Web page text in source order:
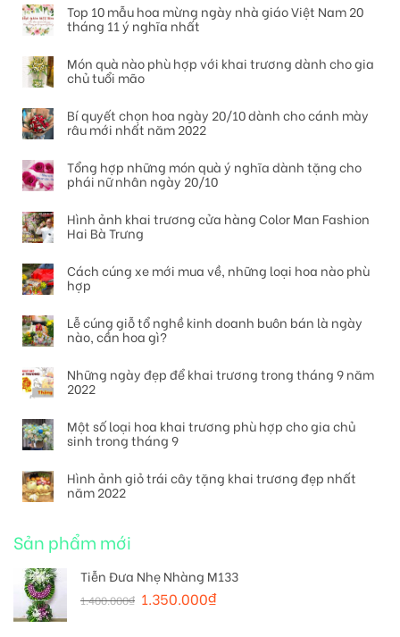
Top 10 mẫu hoa mừng ngày nhà giáo Việt Nam 20
tháng 11 ý nghĩa nhất
Món quà nào phù hợp với khai trương dành cho gia
chủ tuổi mão
Bí quyết chọn hoa ngày 20/10 dành cho cánh mày
râu mới nhất năm 2022
Tổng hợp những món quà ý nghĩa dành tặng cho
phái nữ nhân ngày 20/10
Hình ảnh khai trương cửa hàng Color Man Fashion
Hai Bà Trưng
Cách cúng xe mới mua về, những loại hoa nào phù
hợp
Lễ cúng giỗ tổ nghề kinh doanh buôn bán là ngày
nào, cần hoa gì?
Những ngày đẹp để khai trương trong tháng 9 năm
2022
Một số loại hoa khai trương phù hợp cho gia chủ
sinh trong tháng 9
Hình ảnh giỏ trái cây tặng khai trương đẹp nhất
năm 2022
Sản phẩm mới
Tiễn Đưa Nhẹ Nhàng M133
1.400.000₫ 1.350.000₫